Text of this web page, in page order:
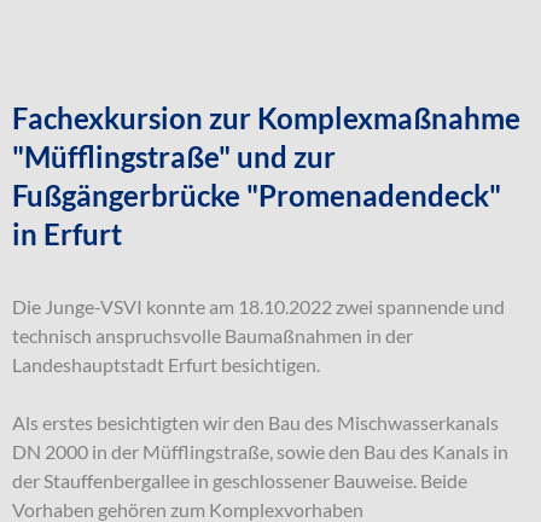
Fachexkursion zur Komplexmaßnahme
"Müfflingstraße" und zur
Fußgängerbrücke "Promenadendeck"
in Erfurt
Die Junge-VSVI konnte am 18.10.2022 zwei spannende und
technisch anspruchsvolle Baumaßnahmen in der
Landeshauptstadt Erfurt besichtigen.
Als erstes besichtigten wir den Bau des Mischwasserkanals
DN 2000 in der Müfflingstraße, sowie den Bau des Kanals in
der Stauffenbergallee in geschlossener Bauweise. Beide
Vorhaben gehören zum Komplexvorhaben